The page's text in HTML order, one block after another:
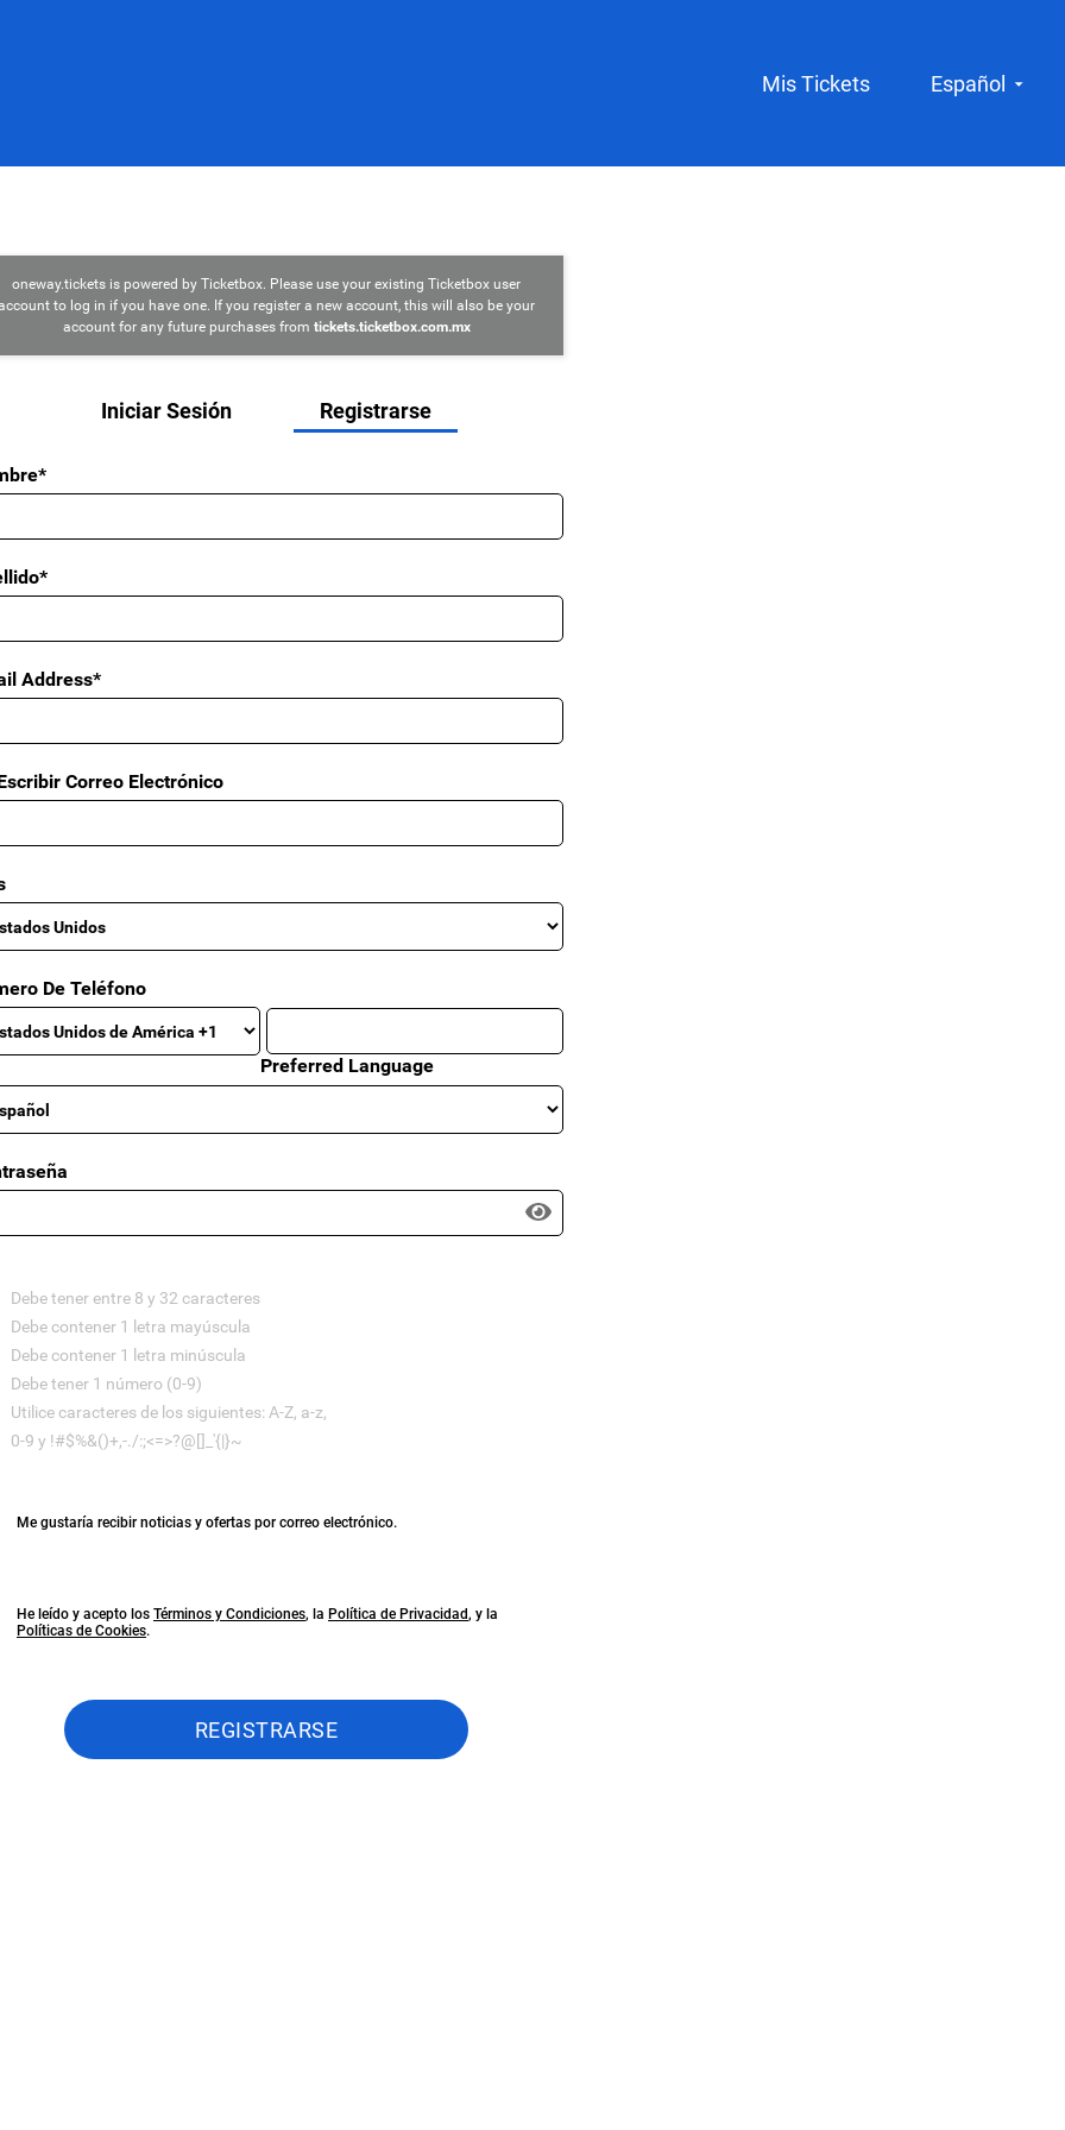
Español
Mis Tickets
oneway.tickets is powered by Ticketbox. Please use your existing Ticketbox user
to log in if you have one. If you register a new account, this will also be your
account for any future purchases from tickets.ticketbox.com.mx
Iniciar Sesión Registrarse
Address*
Correo Electrónico
De Teléfono
Preferred Language
Debe tener entre 8 y 32 caracteres
Debe contener 1 letra mayúscula
Debe contener 1 letra minúscula
Debe tener 1 número (0-9)
Utilice caracteres de los siguientes: A-Z, a-z,
0-9 y !#$%&()+,-./:;<=>?@[]_'{|}~
Me gustaría recibir noticias y ofertas por correo electrónico.
He leído y acepto los Términos y Condiciones, la Política de Privacidad, y la
Políticas de Cookies.
REGISTRARSE